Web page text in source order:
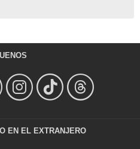
EN EL EXTRANJERO